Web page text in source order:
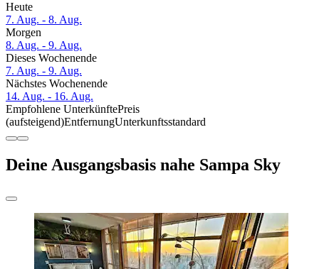
Heute
7. Aug. - 8. Aug.
Morgen
8. Aug. - 9. Aug.
Dieses Wochenende
7. Aug. - 9. Aug.
Nächstes Wochenende
14. Aug. - 16. Aug.
Empfohlene UnterkünftePreis
(aufsteigend)EntfernungUnterkunftsstandard
Deine Ausgangsbasis nahe Sampa Sky